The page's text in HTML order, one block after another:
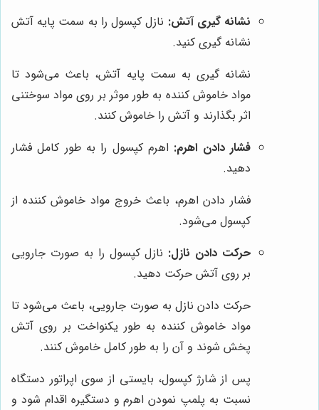
نشانه گیری آتش: نازل کپسول را به سمت پایه آتش
نشانه گیری کنید.
نشانه گیری به سمت پایه آتش، باعث می‌شود تا
مواد خاموش کننده به طور موثر بر روی مواد سوختنی
اثر بگذارند و آتش را خاموش کنند.
فشار دادن اهرم: اهرم کپسول را به طور کامل فشار
دهید.
فشار دادن اهرم، باعث خروج مواد خاموش کننده از
کپسول می‌شود.
حرکت دادن نازل: نازل کپسول را به صورت جارویی
بر روی آتش حرکت دهید.
حرکت دادن نازل به صورت جارویی، باعث می‌شود تا
مواد خاموش کننده به طور یکنواخت بر روی آتش
پخش شوند و آن را به طور کامل خاموش کنند.
پس از شارژ کپسول، بایستی از سوی اپراتور دستگاه
نسبت به پلمپ نمودن اهرم و دستگیره اقدام شود و